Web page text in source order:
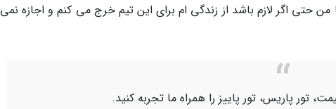
من حتی اگر لازم باشد از زندگی ام برای این تیم خرج می کنم و اجازه نمی
تور پاریس، تور پاییز را همراه ما تجربه کنید.